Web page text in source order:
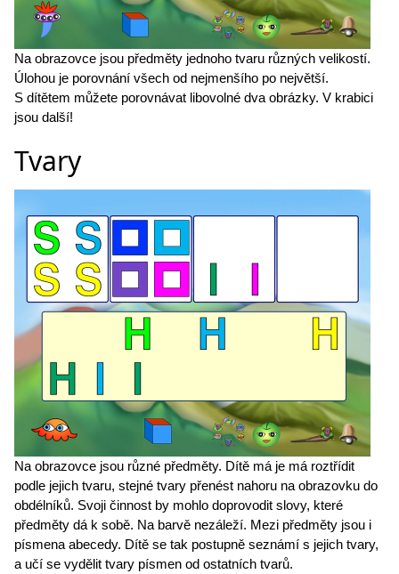
Na obrazovce jsou předměty jednoho tvaru různých velikostí.
Úlohou je porovnání všech od nejmenšího po největší.
S dítětem můžete porovnávat libovolné dva obrázky. V krabici
jsou další!
Tvary
Na obrazovce jsou různé předměty. Dítě má je má roztřídit
podle jejich tvaru, stejné tvary přenést nahoru na obrazovku do
obdélníků. Svoji činnost by mohlo doprovodit slovy, které
předměty dá k sobě. Na barvě nezáleží. Mezi předměty jsou i
písmena abecedy. Dítě se tak postupně seznámí s jejich tvary,
a učí se vydělit tvary písmen od ostatních tvarů.